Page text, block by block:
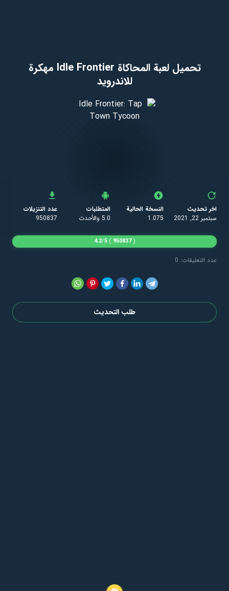
تحميل لعبة المحاكاة Idle Frontier‏ مهكرة
للاندرويد
اخر تحديث
سبتمبر 22, 2021
النسخة الحالية
1.075
المتطلبات
5.0 والأحدث
عدد التنزيلات
950837
عدد التعليقات: 0
(
950837
)
4.2/5
طلب التحديث